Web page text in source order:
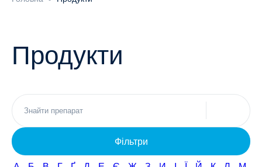
Новини
Неврологія
Фармаконагляд
Кар'єра
Продукти
Фільтри